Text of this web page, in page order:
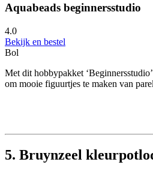
Aquabeads beginnersstudio
4.0
Bekijk en bestel
Bol
Met dit hobbypakket
om mooie figuurtjes te maken van
5. Bruynzeel